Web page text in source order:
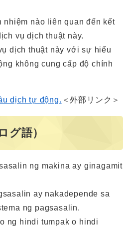
nhiệm nào liên quan đến kết
vụ dịch thuật này.
dịch thuật này với sự hiểu
không cung cấp độ chính
dịch tự động. ＜外部リンク＞
グ語）
ng makina ay ginagamit
ay nakadepende sa
ng pagsasalin.
ng hindi tumpak o hindi